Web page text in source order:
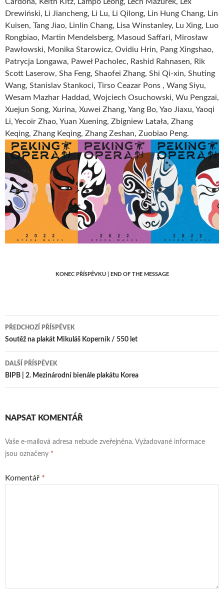
Drewiński, Li Jiancheng, Li Lu, Li Qilong, Lin Hung Chang, Lin
Kuisen, Tang Jiao, Linlin Chang, Lisa Winstanley, Lu Xing, Luo
Rongbiao, Martin Mendelsberg, Masoud Saffari, Mirosław
Pawłowski, Monika Starowicz, Ovidiu Hrin, Pang Xingshao,
Patrycja Longawa, Paweł Pacholec, Rashid Rahnasen, Rik
Scott Laserow, Sha Feng, Shaofei Zhang, Shi Qi-xin, Shuting
Wang, Stanislav Stankoci, Tirso Ceazar Pons , Wang Siyu,
Wesam Mazhar Haddad, Wojciech Osuchowski, Wu Pengzai,
Xuejun Song, Xurina, Xuwei Zhang, Yang Bo, Yao Jiaxu, Yaoqi
Li, Yecoir Zhao, Yuan Xuening, Zbigniew Latała, Zhang
Keqing, Zhang Keqing, Zhang Zeshan, Zuobiao Peng.
KONEC PŘÍSPĚVKU | END OF THE MESSAGE
Navigace
pro
příspěvky
PŘEDCHOZÍ PŘÍSPĚVEK
Soutěž na plakát Mikuláš Koperník / 550 let
DALŠÍ PŘÍSPĚVEK
BIPB | 2. Mezinárodní bienále plakátu Korea
NAPSAT KOMENTÁŘ
Vaše e-mailová adresa nebude zveřejněna. Vyžadované informace
jsou označeny *
Komentář *